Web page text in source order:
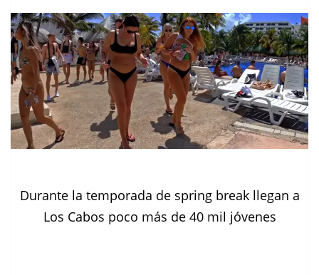
Durante la temporada de spring break llegan a
Los Cabos poco más de 40 mil jóvenes